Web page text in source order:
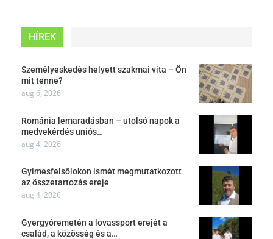
HÍREK
Személyeskedés helyett szakmai vita – Ön
mit tenne?
aug 6, 2026
Románia lemaradásban – utolsó napok a
medvekérdés uniós…
aug 4, 2026
Gyimesfelsőlokon ismét megmutatkozott
az összetartozás ereje
aug 4, 2026
Gyergyóremetén a lovassport erejét a
család, a közösség és a…